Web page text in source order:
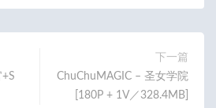
下一篇
ChuChuMAGIC – 圣女学院
[180P + 1V／328.4MB]